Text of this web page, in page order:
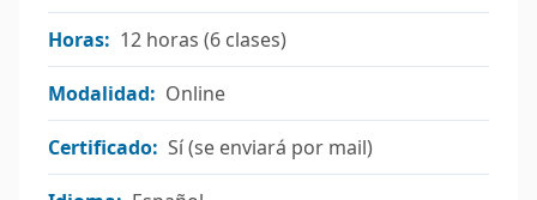
Horas: 12 horas (6 clases)
Modalidad: Online
Certificado: Sí (se enviará por mail)